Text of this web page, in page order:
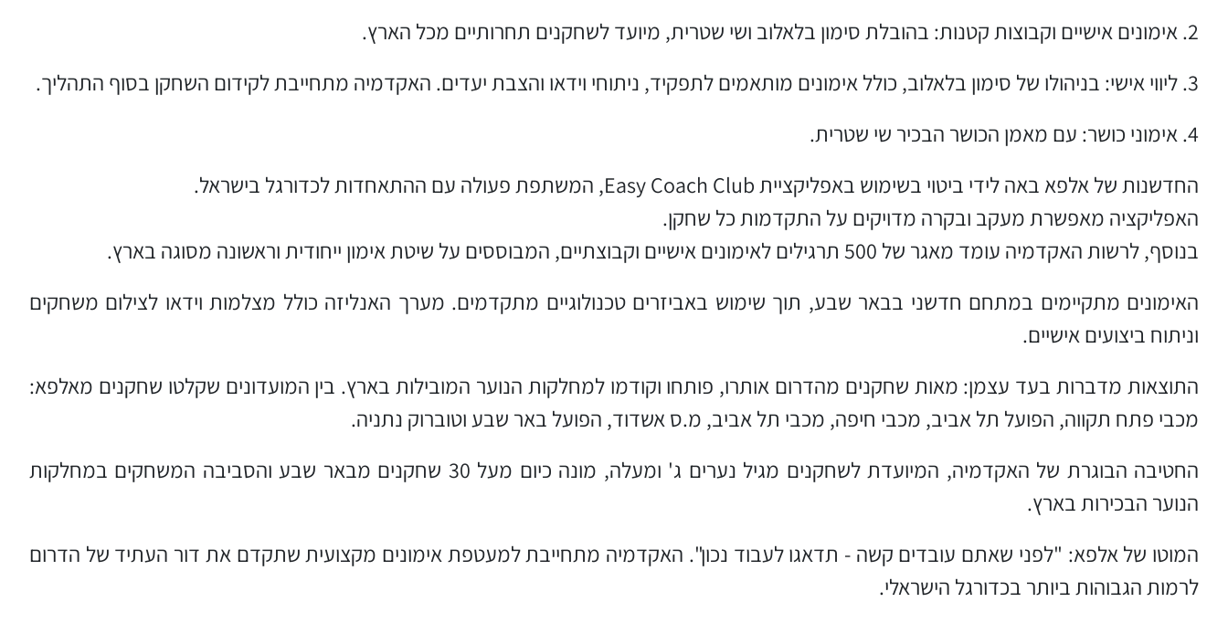
2. אימונים אישיים וקבוצות קטנות: בהובלת סימון בלאלוב ושי שטרית, מיועד לשחקנים תחרותיים מכל הארץ.
3. ליווי אישי: בניהולו של סימון בלאלוב, כולל אימונים מותאמים לתפקיד, ניתוחי וידאו והצבת יעדים. האקדמיה מתחייבת לקידום השחקן בסוף התהליך.
4. אימוני כושר: עם מאמן הכושר הבכיר שי שטרית.
החדשנות של אלפא באה לידי ביטוי בשימוש באפליקציית Easy Coach Club, המשתפת פעולה עם ההתאחדות לכדורגל בישראל.
האפליקציה מאפשרת מעקב ובקרה מדויקים על התקדמות כל שחקן.
בנוסף, לרשות האקדמיה עומד מאגר של 500 תרגילים לאימונים אישיים וקבוצתיים, המבוססים על שיטת אימון ייחודית וראשונה מסוגה בארץ.
האימונים מתקיימים במתחם חדשני בבאר שבע, תוך שימוש באביזרים טכנולוגיים מתקדמים. מערך האנליזה כולל מצלמות וידאו לצילום משחקים
וניתוח ביצועים אישיים.
התוצאות מדברות בעד עצמן: מאות שחקנים מהדרום אותרו, פותחו וקודמו למחלקות הנוער המובילות בארץ. בין המועדונים שקלטו שחקנים מאלפא:
מכבי פתח תקווה, הפועל תל אביב, מכבי חיפה, מכבי תל אביב, מ.ס אשדוד, הפועל באר שבע וטוברוק נתניה.
החטיבה הבוגרת של האקדמיה, המיועדת לשחקנים מגיל נערים ג' ומעלה, מונה כיום מעל 30 שחקנים מבאר שבע והסביבה המשחקים במחלקות
הנוער הבכירות בארץ.
המוטו של אלפא: "לפני שאתם עובדים קשה - תדאגו לעבוד נכון". האקדמיה מתחייבת למעטפת אימונים מקצועית שתקדם את דור העתיד של הדרום
לרמות הגבוהות ביותר בכדורגל הישראלי.